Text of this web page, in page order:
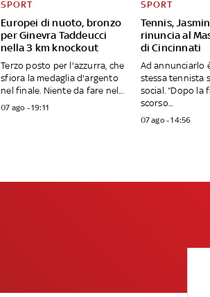
Europei di nuoto, bronzo
per Ginevra Taddeucci
nella 3 km knockout
SPORT
Terzo posto per l'azzurra, che
sfiora la medaglia d'argento
nel finale. Niente da fare nel...
07 ago - 19:11
Tennis,
rinuncia al
di Cincinnati
SPORT
Ad annunciarlo
stessa tennista
social. “Dopo la
scorso...
07 ago - 14:56